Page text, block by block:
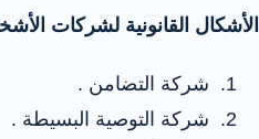
الأشكال القانونية لشركات
شركة التضامن .
شركة التوصية البسيطة .